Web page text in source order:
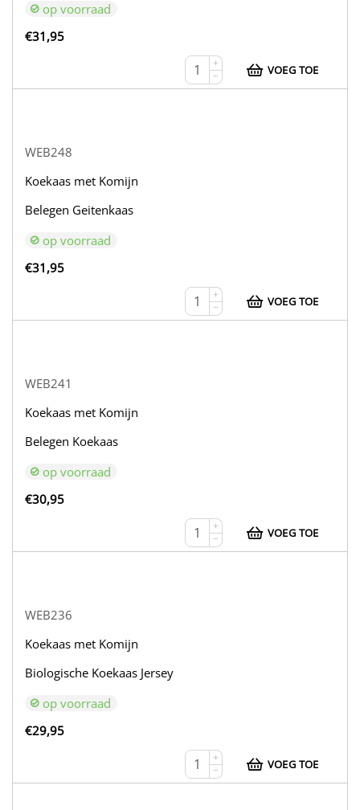
op voorraad
€31,95
+
−
VOEG TOE
WEB248
Koekaas met Komijn
Belegen Geitenkaas
op voorraad
€31,95
+
−
VOEG TOE
WEB241
Koekaas met Komijn
Belegen Koekaas
op voorraad
€30,95
+
−
VOEG TOE
WEB236
Koekaas met Komijn
Biologische Koekaas Jersey
op voorraad
€29,95
+
−
VOEG TOE